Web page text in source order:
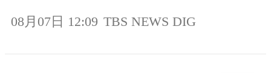
08月07日 12:09 TBS NEWS DIG